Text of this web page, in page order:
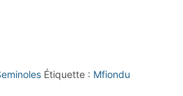
Étiquette : Mfiondu